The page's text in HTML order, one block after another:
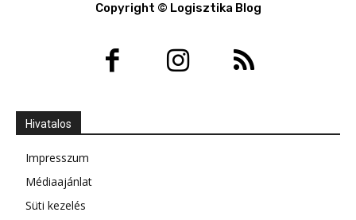
Copyright © Logisztika Blog
Hivatalos
Impresszum
Médiaajánlat
Süti kezelés